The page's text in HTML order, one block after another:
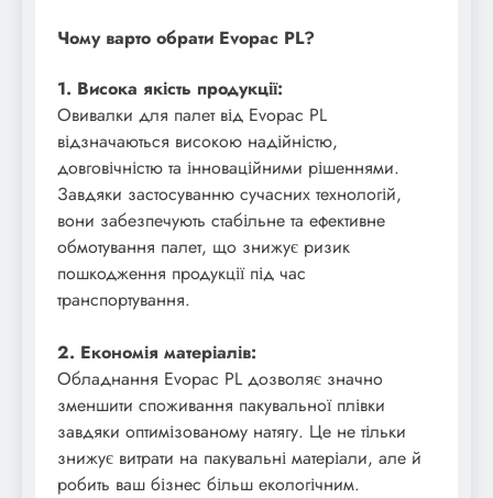
Чому варто обрати Evopac PL?
1. Висока якість продукції:
Овивалки для палет від Evopac PL
відзначаються високою надійністю,
довговічністю та інноваційними рішеннями.
Завдяки застосуванню сучасних технологій,
вони забезпечують стабільне та ефективне
обмотування палет, що знижує ризик
пошкодження продукції під час
транспортування.
2. Економія матеріалів:
Обладнання Evopac PL дозволяє значно
зменшити споживання пакувальної плівки
завдяки оптимізованому натягу. Це не тільки
знижує витрати на пакувальні матеріали, але й
робить ваш бізнес більш екологічним.